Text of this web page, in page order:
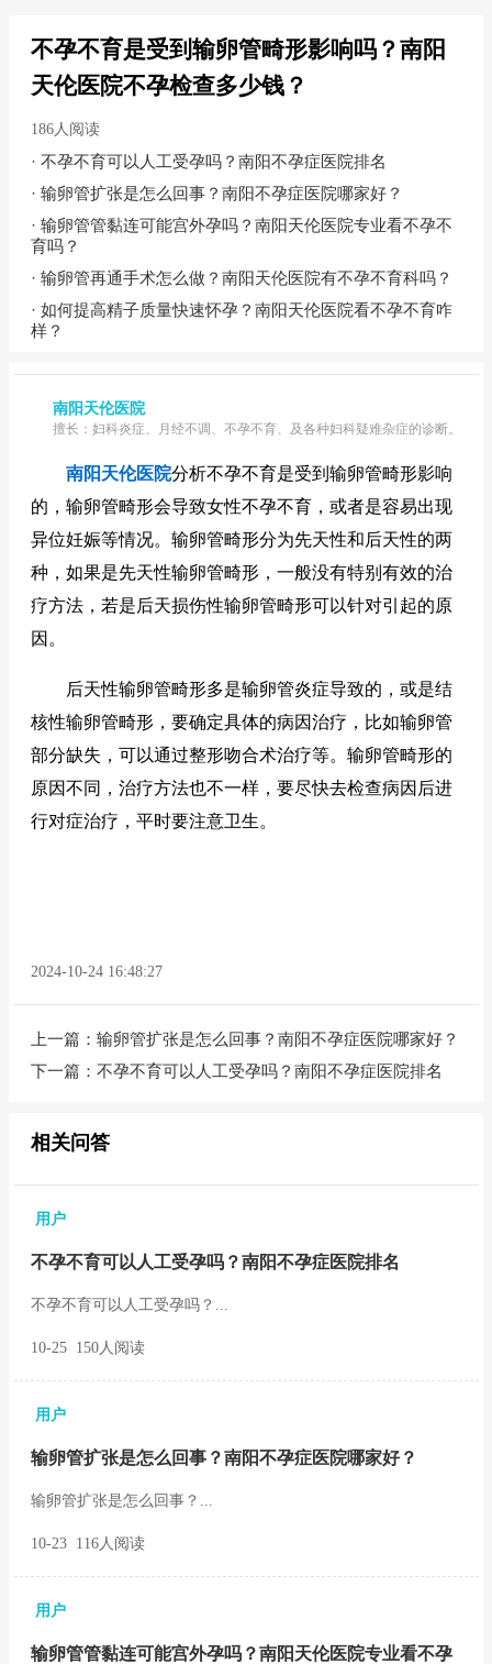
不孕不育是受到输卵管畸形影响吗？南阳
天伦医院不孕检查多少钱？
186人阅读
· 不孕不育可以人工受孕吗？南阳不孕症医院排名
· 输卵管扩张是怎么回事？南阳不孕症医院哪家好？
· 输卵管管黏连可能宫外孕吗？南阳天伦医院专业看不孕不
育吗？
· 输卵管再通手术怎么做？南阳天伦医院有不孕不育科吗？
· 如何提高精子质量快速怀孕？南阳天伦医院看不孕不育咋
样？
南阳天伦医院
擅长：妇科炎症、月经不调、不孕不育、及各种妇科疑难杂症的诊断。
南阳天伦医院分析不孕不育是受到输卵管畸形影响
的，输卵管畸形会导致女性不孕不育，或者是容易出现
异位妊娠等情况。输卵管畸形分为先天性和后天性的两
种，如果是先天性输卵管畸形，一般没有特别有效的治
疗方法，若是后天损伤性输卵管畸形可以针对引起的原
因。
后天性输卵管畸形多是输卵管炎症导致的，或是结
核性输卵管畸形，要确定具体的病因治疗，比如输卵管
部分缺失，可以通过整形吻合术治疗等。输卵管畸形的
原因不同，治疗方法也不一样，要尽快去检查病因后进
行对症治疗，平时要注意卫生。
2024-10-24 16:48:27
上一篇： 输卵管扩张是怎么回事？南阳不孕症医院哪家好？
下一篇： 不孕不育可以人工受孕吗？南阳不孕症医院排名
相关问答
用户
不孕不育可以人工受孕吗？南阳不孕症医院排名
不孕不育可以人工受孕吗？...
10-25 150人阅读
用户
输卵管扩张是怎么回事？南阳不孕症医院哪家好？
输卵管扩张是怎么回事？...
10-23 116人阅读
用户
输卵管管黏连可能宫外孕吗？南阳天伦医院专业看不孕